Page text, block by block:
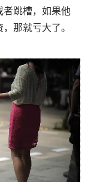
者跳槽，如果他
那就亏大了。